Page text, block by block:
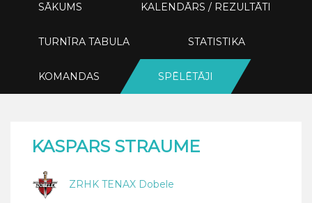
SĀKUMS KALENDĀRS / REZULTĀTI
TURNĪRA TABULA STATISTIKA
KOMANDAS SPĒLĒTĀJI
KASPARS STRAUME
ZRHK TENAX Dobele